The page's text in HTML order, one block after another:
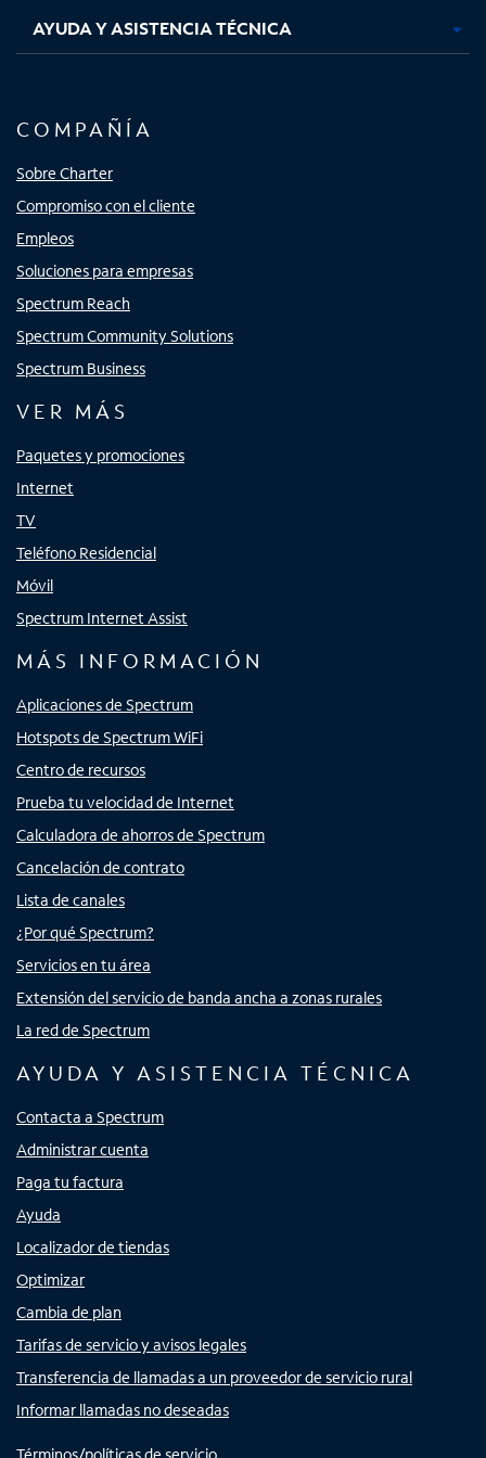
AYUDA Y ASISTENCIA TÉCNICA
COMPAÑÍA
Sobre Charter
Compromiso con el cliente
Empleos
Soluciones para empresas
Spectrum Reach
Spectrum Community Solutions
Spectrum Business
VER MÁS
Paquetes y promociones
Internet
TV
Teléfono Residencial
Móvil
Spectrum Internet Assist
MÁS INFORMACIÓN
Aplicaciones de Spectrum
Hotspots de Spectrum WiFi
Centro de recursos
Prueba tu velocidad de Internet
Calculadora de ahorros de Spectrum
Cancelación de contrato
Lista de canales
¿Por qué Spectrum?
Servicios en tu área
Extensión del servicio de banda ancha a zonas rurales
La red de Spectrum
AYUDA Y ASISTENCIA TÉCNICA
Contacta a Spectrum
Administrar cuenta
Paga tu factura
Ayuda
Localizador de tiendas
Optimizar
Cambia de plan
Tarifas de servicio y avisos legales
Transferencia de llamadas a un proveedor de servicio rural
Informar llamadas no deseadas